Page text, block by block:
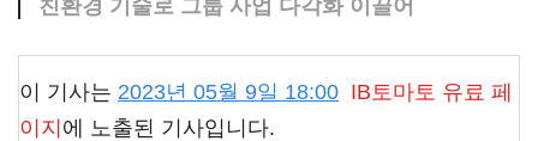
친환경 기술로 그룹 사업 다각화 이끌어
이 기사는 2023년 05월 9일 18:00 IB토마토 유료 페
이지 에 노출된 기사입니다.